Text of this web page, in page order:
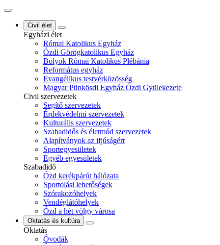
Civil élet
Egyházi élet
Római Katolikus Egyház
Ózdi Görögkatolikus Egyház
Bolyok Római Katolikus Plébánia
Református egyház
Evangélikus testvérközösség
Magyar Pünkösdi Egyház Ózdi Gyülekezete
Civil szervezetek
Segítő szervezetek
Érdekvédelmi szervezetek
Kulturális szervezetek
Szabadidős és életmód szervezetek
Alapítványok az ifjúságért
Sportegyesületek
Egyéb egyesületek
Szabadidő
Ózd kerékpárút hálózata
Sportolási lehetőségek
Szórakozóhelyek
Vendéglátóhelyek
Ózd a hét völgy városa
Oktatás és kultúra
Oktatás
Óvodák